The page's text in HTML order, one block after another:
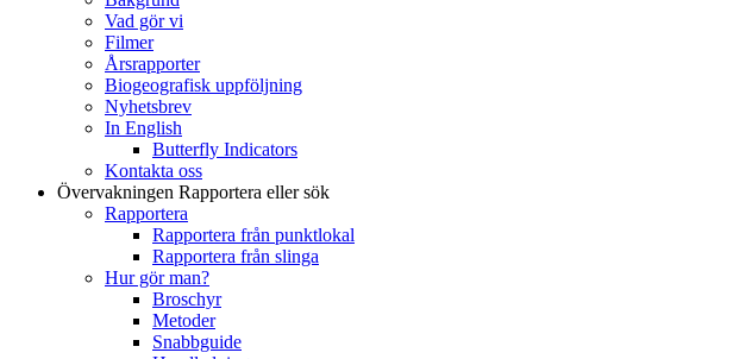
Vad gör vi
Filmer
Årsrapporter
Biogeografisk uppföljning
Nyhetsbrev
In English
Butterfly Indicators
Kontakta oss
Övervakningen Rapportera eller sök
Rapportera
Rapportera från punktlokal
Rapportera från slinga
Hur gör man?
Broschyr
Metoder
Snabbguide